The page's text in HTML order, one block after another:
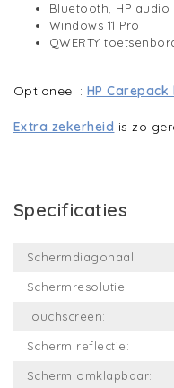
Bluetooth, HP audio
Windows 11 Pro
QWERTY
Optioneel : HP Carepack
Extra zekerheid is zo
Specificaties
Schermdiagonaal:
Schermresolutie:
Touchscreen:
Scherm reflectie:
Scherm omklapbaar: